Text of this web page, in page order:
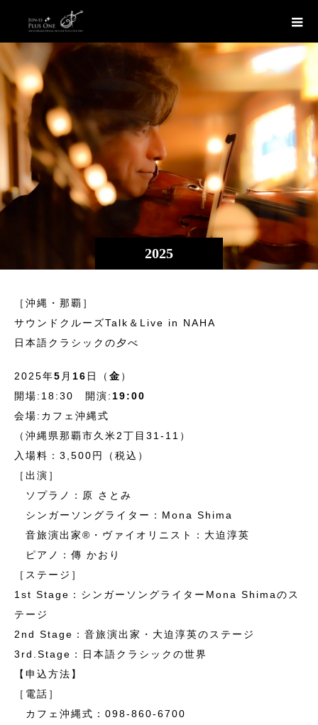
2025
［沖縄・那覇］
サウンドクルーズTalk＆Live in NAHA
日本語クラシックの夕べ
2025年5 月 16 日（ 金 ）
開場:18:30 開演: 19:00
会場:カフェ沖縄式
（沖縄県那覇市久米2丁目31-11）
入場料：3,500円（税込）
［出演］
ソプラノ：原 さとみ
シンガーソングライター：Mona Shima
音旅演出家®・ヴァイオリニスト：大迫淳英
ピアノ：傳 かおり
［ステージ］
1st Stage：シンガーソングライターMona Shimaのス
テージ
2nd Stage：音旅演出家・大迫淳英のステージ
3rd.Stage：日本語クラシックの世界
【申込方法】
［電話］
カフェ沖縄式：098-860-6700